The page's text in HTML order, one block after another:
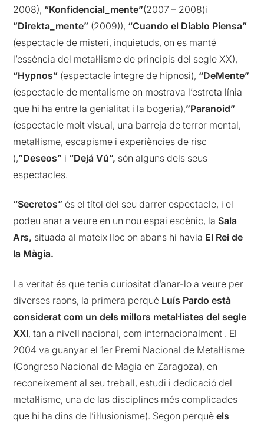
2008), “Konfidencial_mente”(2007 – 2008)i
”Direkta_mente” (2009)), “Cuando el Diablo Piensa”
(espectacle de misteri, inquietuds, on es manté
l’essència del metal·lisme de principis del segle XX),
“Hypnos” (espectacle íntegre de hipnosi), “DeMente”
(espectacle de mentalisme on mostrava l’estreta línia
que hi ha entre la genialitat i la bogeria),”Paranoid”
(espectacle molt visual, una barreja de terror mental,
metal·lisme, escapisme i experiències de risc
),”Deseos” i “Dejá Vú”, són alguns dels seus
espectacles.
“Secretos” és el títol del seu darrer espectacle, i el
podeu anar a veure en un nou espai escènic, laSala
Ars, situada al mateix lloc on abans hi havia El Rei de
la Màgia.
La veritat és que tenia curiositat d’anar-lo a veure per
diverses raons, la primera perquè Luís Pardo està
considerat com un dels millors metal·listes del segle
XXI, tan a nivell nacional, com internacionalment . El
2004 va guanyar el 1er Premi Nacional de Metal·lisme
(Congreso Nacional de Magia en Zaragoza), en
reconeixement al seu treball, estudi i dedicació del
metal·lisme, una de las disciplines més complicades
que hi ha dins de l’il·lusionisme). Segon perquèels